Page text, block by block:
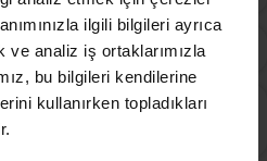
ilgili bilgileri ayrıca
ve analiz iş ortaklarımızla
bu bilgileri kendilerine
kullanırken topladıkları
nedir?
bir ses kablosu olarak